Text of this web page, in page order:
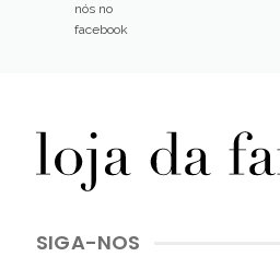
nós no
facebook
SIGA-NOS